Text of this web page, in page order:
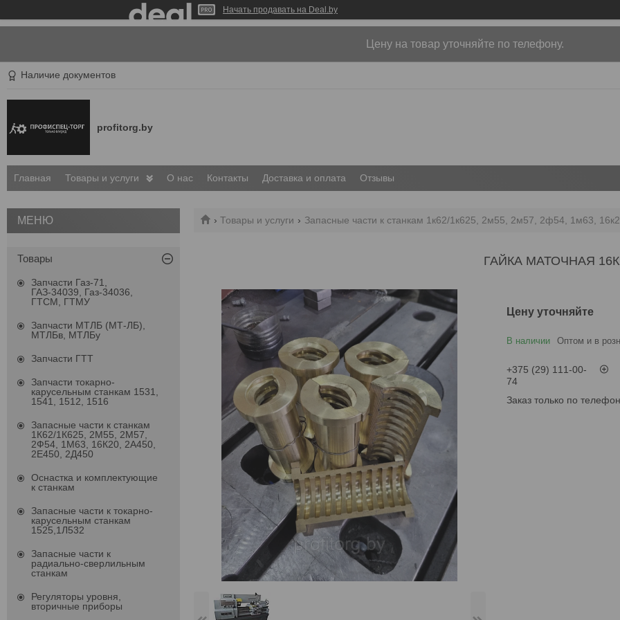
Начать продавать на Deal.by
Цену на товар уточняйте по телефону.
Наличие документов
profitorg.by
Главная Товары и услуги О нас Контакты Доставка и оплата Отзывы
Товары и услуги Запасные части к станкам 1к62/1к625, 2м55, 2м57, 2ф54, 1м63,
ГАЙКА МАТОЧНАЯ
Цену уточняйте
В наличии Оптом и в
+375 (29) 111-00-
74
Заказ только по
Товары
Запчасти Газ-71,
ГАЗ-34039, Газ-34036,
ГТСМ, ГТМУ
Запчасти МТЛБ (МТ-ЛБ),
МТЛБв, МТЛБу
Запчасти ГТТ
Запчасти токарно-
карусельным станкам 1531,
1541, 1512, 1516
Запасные части к станкам
1К62/1К625, 2М55, 2М57,
2Ф54, 1М63, 16К20, 2А450,
2Е450, 2Д450
Оснастка и комплектующие
к станкам
Запасные части к токарно-
карусельным станкам
1525,1Л532
Запасные части к
радиально-сверлильным
станкам
Регуляторы уровня,
вторичные приборы